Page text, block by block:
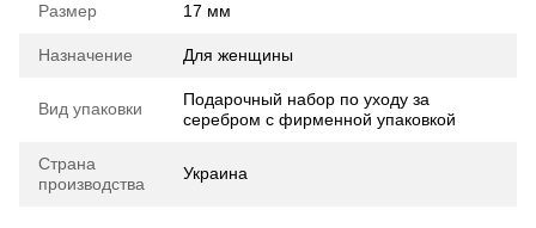
Размер 17 мм
Назначение Для женщины
Вид упаковки
Подарочный набор по уходу за
серебром с фирменной упаковкой
Страна
производства
Украина